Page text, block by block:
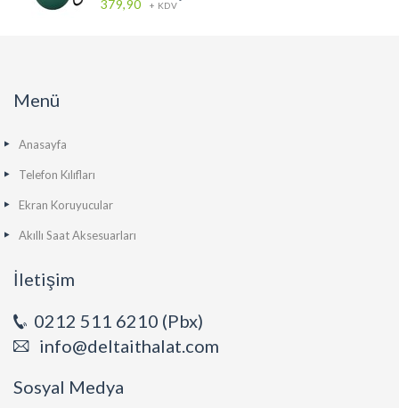
379,90 + KDV
Menü
Anasayfa
Telefon Kılıfları
Ekran Koruyucular
Akıllı Saat Aksesuarları
İletişim
0212 511 6210 (Pbx)
info@deltaithalat.com
Sosyal Medya